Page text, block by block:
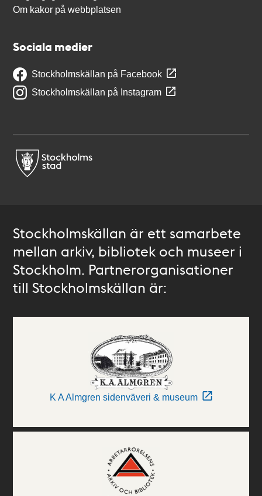
Om kakor på webbplatsen
Sociala medier
Stockholmskällan på Facebook
Stockholmskällan på Instagram
Stockholmskällan är ett samarbete
mellan arkiv, bibliotek och museer i
Stockholm. Partnerorganisationer
till Stockholmskällan är:
K A Almgren sidenväveri & museum